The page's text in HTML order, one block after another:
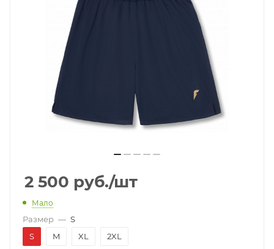
2 500 руб./шт
Мало
Размер — S
S
M XL 2XL